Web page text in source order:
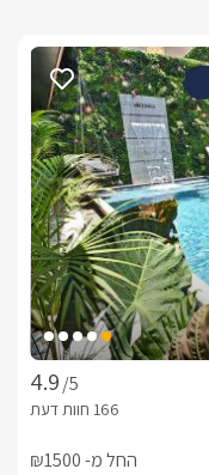
/5
החל מ- ₪1500